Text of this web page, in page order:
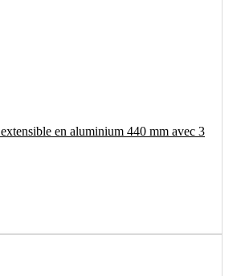
en aluminium 440 mm avec 3